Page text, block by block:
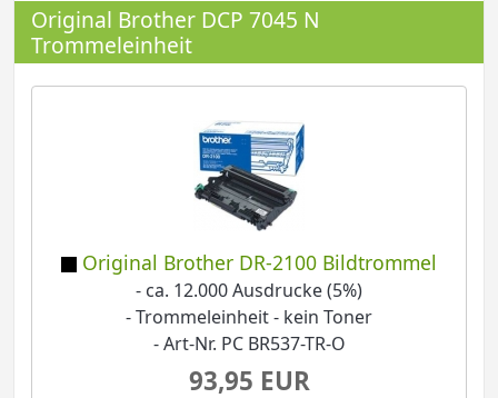
Original Brother DCP 7045 N
Trommeleinheit
Original Brother DR-2100 Bildtrommel
- ca. 12.000 Ausdrucke (5%)
- Trommeleinheit - kein Toner
- Art-Nr. PC BR537-TR-O
93,95 EUR